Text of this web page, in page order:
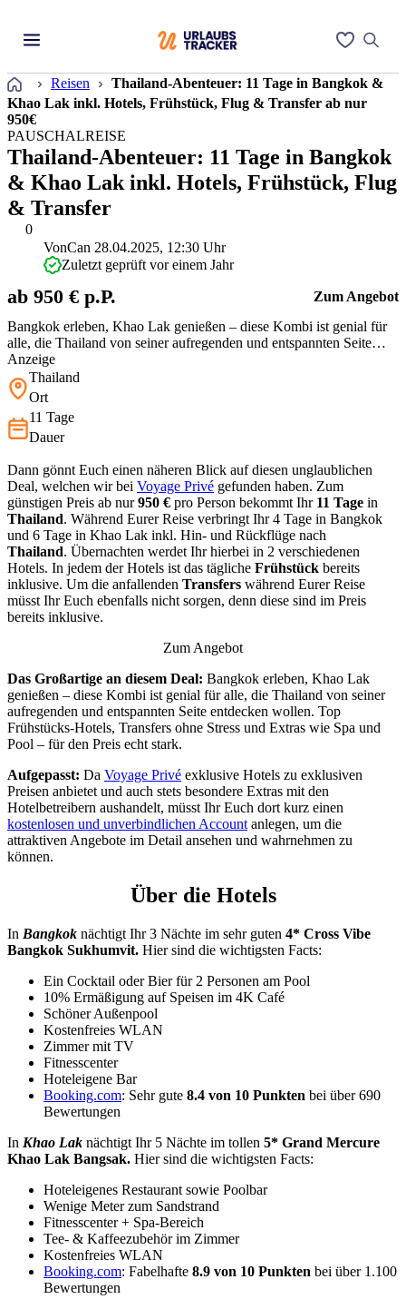
Startseite
Reisen
Thailand-Abenteuer: 11 Tage in Bangkok &
Khao Lak inkl. Hotels, Frühstück, Flug & Transfer ab nur
950€
0
PAUSCHALREISE
Thailand-Abenteuer: 11 Tage in Bangkok
& Khao Lak inkl. Hotels, Frühstück, Flug
& Transfer
Bangkok erleben, Khao Lak genießen – diese Kombi ist genial für
alle, die Thailand von seiner aufregenden und entspannten Seite
entdecken wollen. Top Frühstücks-Hotels, Transfers ohne Stress
und Extras wie Spa und Pool – für den Preis echt stark.
VonCan 28.04.2025, 12:30 Uhr
Zuletzt geprüft vor einem Jahr
ab 950 € p.P. Zum Angebot
Anzeige
Thailand
Ort
11 Tage
Dauer
Dann gönnt Euch einen näheren Blick auf diesen unglaublichen
Deal, welchen wir bei Voyage Privé gefunden haben. Zum
günstigen Preis ab nur950 € pro Person bekommt Ihr 11 Tage in
Thailand. Während Eurer Reise verbringt Ihr 4 Tage in Bangkok
und 6 Tage in Khao Lak inkl. Hin- und Rückflüge nach
Thailand. Übernachten werdet Ihr hierbei in 2 verschiedenen
Hotels. In jedem der Hotels ist das tägliche Frühstück bereits
inklusive. Um die anfallenden Transfers während Eurer Reise
müsst Ihr Euch ebenfalls nicht sorgen, denn diese sind im Preis
bereits inklusive.
Zum Angebot
Das Großartige an diesem Deal: Bangkok erleben, Khao Lak
genießen – diese Kombi ist genial für alle, die Thailand von seiner
aufregenden und entspannten Seite entdecken wollen. Top
Frühstücks-Hotels, Transfers ohne Stress und Extras wie Spa und
Pool – für den Preis echt stark.
Aufgepasst: Da Voyage Privé exklusive Hotels zu exklusiven
Preisen anbietet und auch stets besondere Extras mit den
Hotelbetreibern aushandelt, müsst Ihr Euch dort kurz einen
kostenlosen und unverbindlichen Account anlegen, um die
attraktiven Angebote im Detail ansehen und wahrnehmen zu
können.
Über die Hotels
In Bangkok nächtigt Ihr 3 Nächte im sehr guten 4* Cross Vibe
Bangkok Sukhumvit. Hier sind die wichtigsten Facts:
Ein Cocktail oder Bier für 2 Personen am Pool
10% Ermäßigung auf Speisen im 4K Café
Schöner Außenpool
Kostenfreies WLAN
Zimmer mit TV
Fitnesscenter
Hoteleigene Bar
Booking.com: Sehr gute 8.4 von 10 Punkten bei über 690
Bewertungen
In Khao Lak nächtigt Ihr 5 Nächte im tollen 5* Grand Mercure
Khao Lak Bangsak. Hier sind die wichtigsten Facts:
Hoteleigenes Restaurant sowie Poolbar
Wenige Meter zum Sandstrand
Fitnesscenter + Spa-Bereich
Tee- & Kaffeezubehör im Zimmer
Kostenfreies WLAN
Booking.com: Fabelhafte 8.9 von 10 Punkten bei über 1.100
Bewertungen